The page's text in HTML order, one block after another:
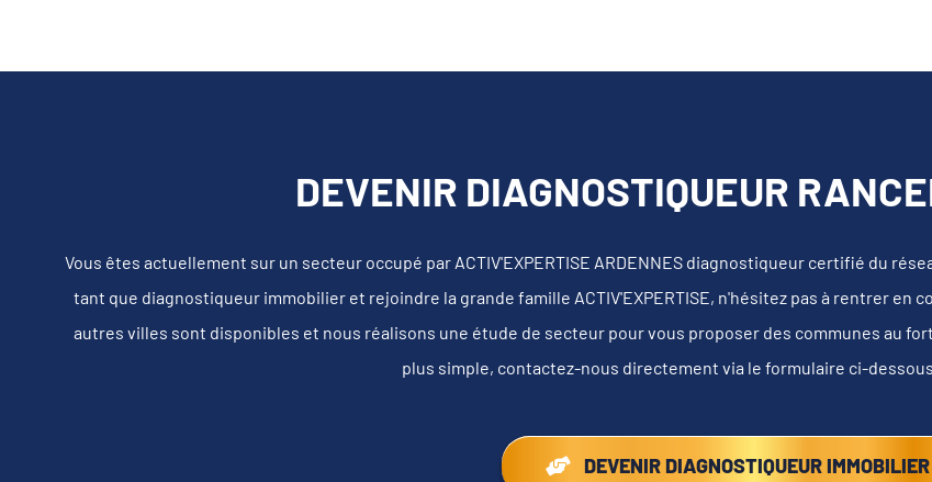
DEVENIR DIAGNOSTIQUEUR
Vous êtes actuellement sur un secteur occupé par ACTIV'EXPERTISE ARDENNES diagnostiqueur certifié du
tant que diagnostiqueur immobilier et rejoindre la grande famille ACTIV'EXPERTISE, n'hésitez pas à rentrer
autres villes sont disponibles et nous réalisons une étude de secteur pour vous proposer des communes au
plus simple, contactez-nous directement via le formulaire ci-
DEVENIR DIAGNOSTIQUEUR IMMOBILIER